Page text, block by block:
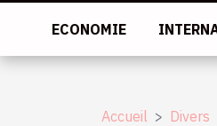
ECONOMIE
Accueil Divers